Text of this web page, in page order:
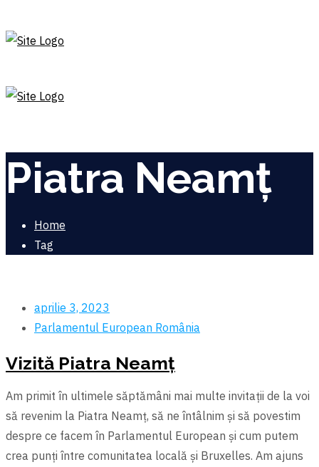
Piatra Neamț
Home
Tag
aprilie 3, 2023
Parlamentul European România
Vizită Piatra Neamț
Am primit în ultimele săptămâni mai multe invitații de la voi
să revenim la Piatra Neamț, să ne întâlnim și să povestim
despre ce facem în Parlamentul European și cum putem
crea punți între comunitatea locală și Bruxelles. Am ajuns